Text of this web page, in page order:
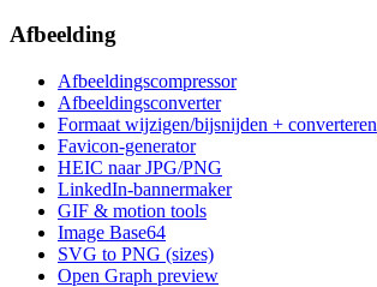
Afbeelding
Afbeeldingscompressor
Afbeeldingsconverter
Formaat wijzigen/bijsnijden + converteren
Favicon-generator
HEIC naar JPG/PNG
LinkedIn-bannermaker
GIF & motion tools
Image Base64
SVG to PNG (sizes)
Open Graph preview